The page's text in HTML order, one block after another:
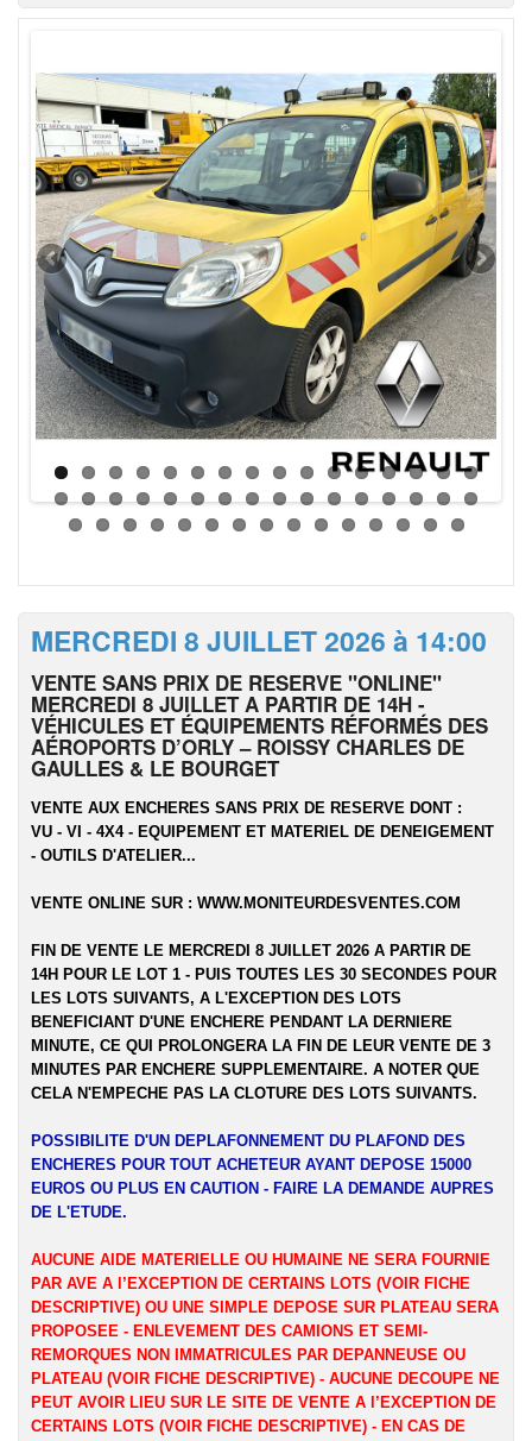
MERCREDI 8 JUILLET 2026 à 14:00
VENTE SANS PRIX DE RESERVE "ONLINE"
MERCREDI 8 JUILLET A PARTIR DE 14H -
VÉHICULES ET ÉQUIPEMENTS RÉFORMÉS DES
AÉROPORTS D’ORLY – ROISSY CHARLES DE
GAULLES & LE BOURGET
VENTE AUX ENCHERES SANS PRIX DE RESERVE DONT :
VU - VI - 4X4 - EQUIPEMENT ET MATERIEL DE DENEIGEMENT
- OUTILS D'ATELIER...
VENTE ONLINE SUR : WWW.MONITEURDESVENTES.COM
FIN DE VENTE LE MERCREDI 8 JUILLET 2026 A PARTIR DE
14H POUR LE LOT 1 - PUIS TOUTES LES 30 SECONDES POUR
LES LOTS SUIVANTS, A L'EXCEPTION DES LOTS
BENEFICIANT D'UNE ENCHERE PENDANT LA DERNIERE
MINUTE, CE QUI PROLONGERA LA FIN DE LEUR VENTE DE 3
MINUTES PAR ENCHERE SUPPLEMENTAIRE. A NOTER QUE
CELA N'EMPECHE PAS LA CLOTURE DES LOTS SUIVANTS.
POSSIBILITE D'UN DEPLAFONNEMENT DU PLAFOND DES
ENCHERES POUR TOUT ACHETEUR AYANT DEPOSE 15000
EUROS OU PLUS EN CAUTION - FAIRE LA DEMANDE AUPRES
DE L'ETUDE.
AUCUNE AIDE MATERIELLE OU HUMAINE NE SERA FOURNIE
PAR AVE A l’EXCEPTION DE CERTAINS LOTS (VOIR FICHE
DESCRIPTIVE) OU UNE SIMPLE DEPOSE SUR PLATEAU SERA
PROPOSEE - ENLEVEMENT DES CAMIONS ET SEMI-
REMORQUES NON IMMATRICULES PAR DEPANNEUSE OU
PLATEAU (VOIR FICHE DESCRIPTIVE) - AUCUNE DECOUPE NE
PEUT AVOIR LIEU SUR LE SITE DE VENTE A l’EXCEPTION DE
CERTAINS LOTS (VOIR FICHE DESCRIPTIVE) - EN CAS DE